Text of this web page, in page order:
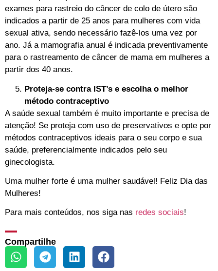
exames para rastreio do câncer de colo de útero são
indicados a partir de 25 anos para mulheres com vida
sexual ativa, sendo necessário fazê-los uma vez por
ano. Já a mamografia anual é indicada preventivamente
para o rastreamento de câncer de mama em mulheres a
partir dos 40 anos.
Proteja-se contra IST’s e escolha o melhor
método contraceptivo
A saúde sexual também é muito importante e precisa de
atenção! Se proteja com uso de preservativos e opte por
métodos contraceptivos ideais para o seu corpo e sua
saúde, preferencialmente indicados pelo seu
ginecologista.
Uma mulher forte é uma mulher saudável! Feliz Dia das
Mulheres!
Para mais conteúdos, nos siga nas redes sociais!
Compartilhe